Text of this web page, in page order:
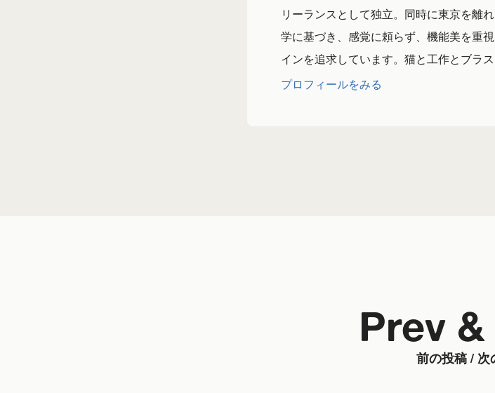
リーランスとして独立。同時に東京を離
学に基づき、感覚に頼らず、機能美を重
インを追求しています。猫と工作とブラス
プロフィールをみる
前の投稿 / 次
Prev